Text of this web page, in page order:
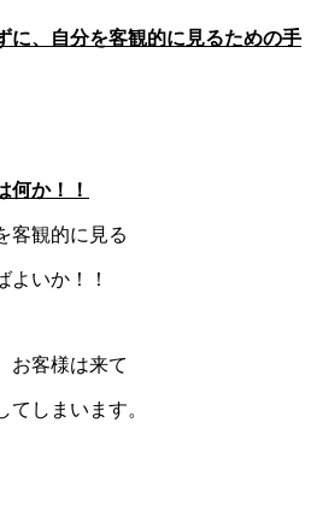
に、自分を客観的に見るための手
何か！！
客観的に見る
よいか！！
お客様は来て
てしまいます。